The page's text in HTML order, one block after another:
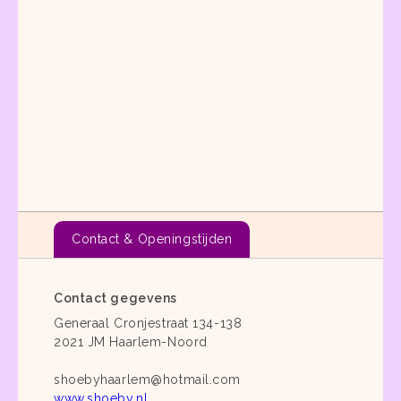
Contact & Openingstijden
Contact gegevens
Generaal Cronjestraat 134-138
2021 JM Haarlem-Noord
shoebyhaarlem@hotmail.com